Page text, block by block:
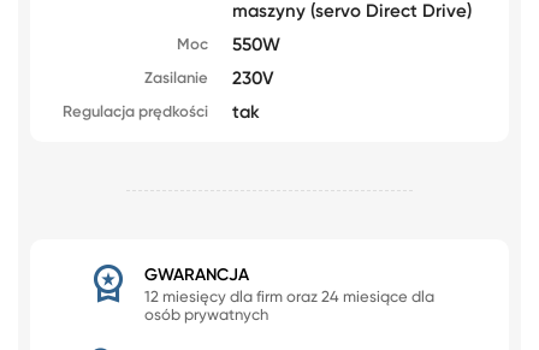
maszyny (servo Direct Drive)
Moc 550W
Zasilanie 230V
Regulacja prędkości tak
GWARANCJA
12 miesięcy dla firm oraz 24 miesiące dla
osób prywatnych